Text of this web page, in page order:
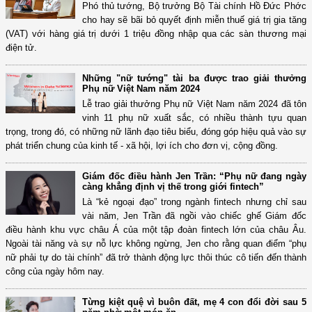
Phó thủ tướng, Bộ trưởng Bộ Tài chính Hồ Đức Phớc
cho hay sẽ bãi bỏ quyết định miễn thuế giá trị gia tăng
(VAT) với hàng giá trị dưới 1 triệu đồng nhập qua các sàn thương mại
điện tử.
Những "nữ tướng" tài ba được trao giải thưởng
Phụ nữ Việt Nam năm 2024
Lễ trao giải thưởng Phụ nữ Việt Nam năm 2024 đã tôn
vinh 11 phụ nữ xuất sắc, có nhiều thành tựu quan
trọng, trong đó, có những nữ lãnh đạo tiêu biểu, đóng góp hiệu quả vào sự
phát triển chung của kinh tế - xã hội, lợi ích cho đơn vị, cộng đồng.
Giám đốc điều hành Jen Trần: “Phụ nữ đang ngày
càng khẳng định vị thế trong giới fintech”
Là “kẻ ngoại đạo” trong ngành fintech nhưng chỉ sau
vài năm, Jen Trần đã ngồi vào chiếc ghế Giám đốc
điều hành khu vực châu Á của một tập đoàn fintech lớn của châu Âu.
Ngoài tài năng và sự nỗ lực không ngừng, Jen cho rằng quan điểm “phụ
nữ phải tự do tài chính” đã trở thành động lực thôi thúc cô tiến đến thành
công của ngày hôm nay.
Từng kiệt quệ vì buôn đất, mẹ 4 con đổi đời sau 5